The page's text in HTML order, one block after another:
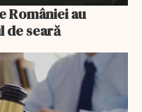
României au
de seară